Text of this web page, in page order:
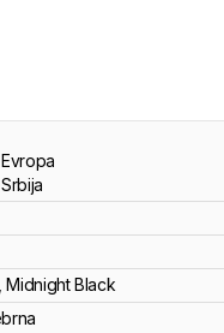
Midnight Black